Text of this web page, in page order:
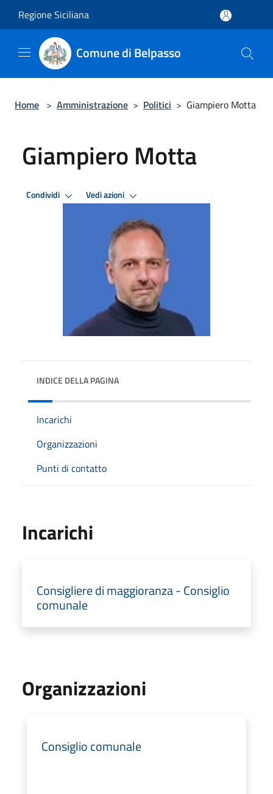
Regione Siciliana
Comune di Belpasso
Home > Amministrazione > Politici > Giampiero Motta
Giampiero Motta
Condividi Vedi azioni
INDICE DELLA PAGINA
Incarichi
Organizzazioni
Punti di contatto
Incarichi
Consigliere di maggioranza - Consiglio
comunale
Organizzazioni
Consiglio comunale